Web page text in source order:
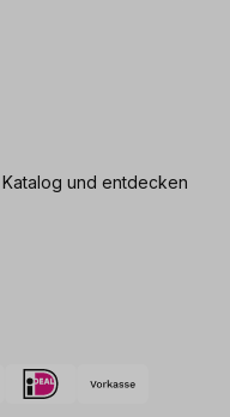
und entdecken